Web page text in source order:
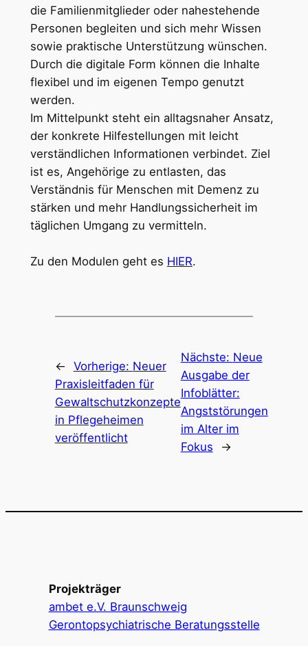
die Familienmitglieder oder nahestehende
Personen begleiten und sich mehr Wissen
sowie praktische Unterstützung wünschen.
Durch die digitale Form können die Inhalte
flexibel und im eigenen Tempo genutzt
werden.
Im Mittelpunkt steht ein alltagsnaher Ansatz,
der konkrete Hilfestellungen mit leicht
verständlichen Informationen verbindet. Ziel
ist es, Angehörige zu entlasten, das
Verständnis für Menschen mit Demenz zu
stärken und mehr Handlungssicherheit im
täglichen Umgang zu vermitteln.
Zu den Modulen geht es HIER.
← Vorherige: Neuer
Praxisleitfaden für
Gewaltschutzkonzepte
in Pflegeheimen
veröffentlicht
Nächste: Neue
Ausgabe der
Infoblätter:
Angststörungen
im Alter im
Fokus
→
Projekträger
ambet e.V. Braunschweig
Gerontopsychiatrische Beratungsstelle